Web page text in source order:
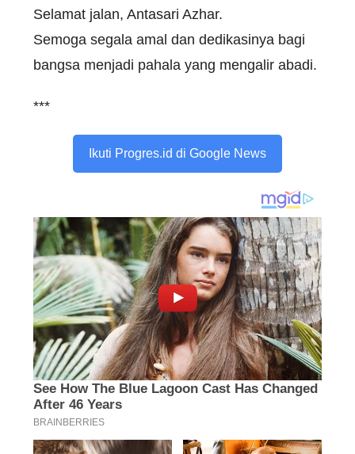
Selamat jalan, Antasari Azhar.
Semoga segala amal dan dedikasinya bagi
bangsa menjadi pahala yang mengalir abadi.
***
Ikuti Progres.id di Google News